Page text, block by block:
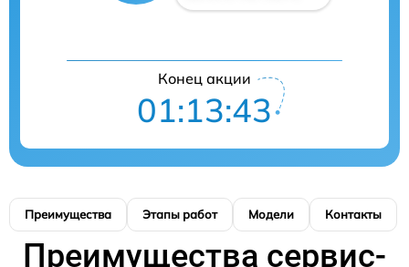
Конец акции
01:13:42
Преимущества Этапы работ Модели Контакты
Преимущества сервис-